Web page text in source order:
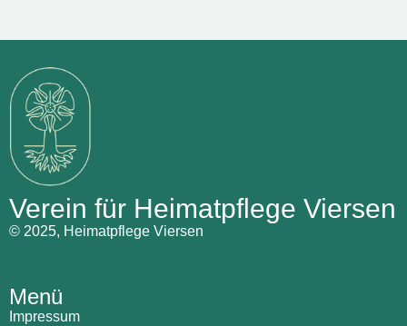
Verein für Heimatpflege Viersen
© 2025, Heimatpflege Viersen
Menü
Impressum